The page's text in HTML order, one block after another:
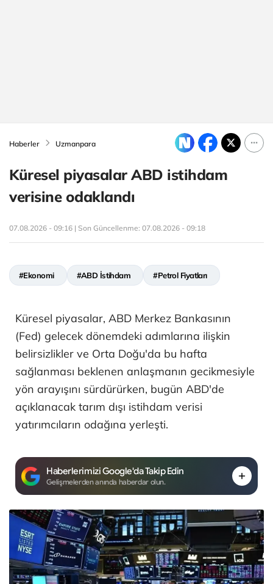
Haberler Uzmanpara
Küresel piyasalar ABD istihdam
verisine odaklandı
07.08.2026 - 09:16 | Son Güncellenme: 07.08.2026 - 09:18
#Ekonomi #ABD İstihdam #Petrol Fiyatları
Küresel piyasalar, ABD Merkez Bankasının
(Fed) gelecek dönemdeki adımlarına ilişkin
belirsizlikler ve Orta Doğu'da bu hafta
sağlanması beklenen anlaşmanın gecikmesiyle
yön arayışını sürdürürken, bugün ABD'de
açıklanacak tarım dışı istihdam verisi
yatırımcıların odağına yerleşti.
Haberlerimizi Google'da Takip Edin
Gelişmelerden anında haberdar olun.